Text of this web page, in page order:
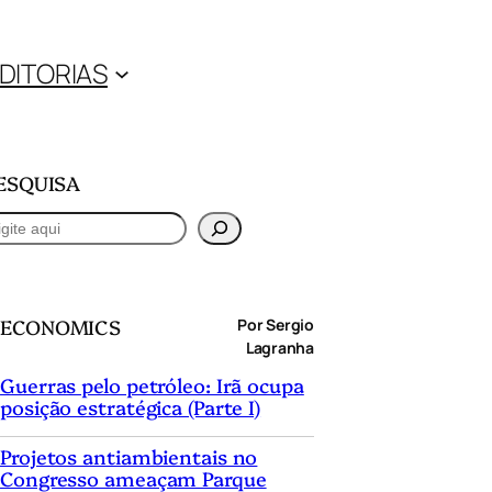
ECONOMICS
Por Sergio
Lagranha
Guerras pelo petróleo: Irã ocupa
posição estratégica (Parte I)
Projetos antiambientais no
Congresso ameaçam Parque